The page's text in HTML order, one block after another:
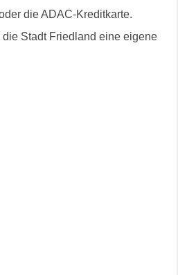
die ADAC-Kreditkarte.
Stadt Friedland eine eigene